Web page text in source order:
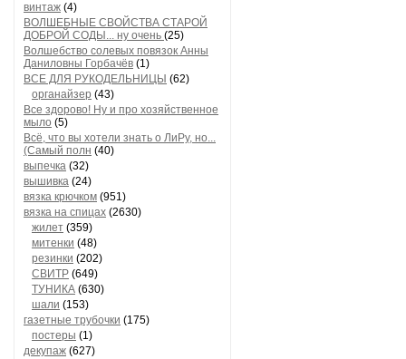
винтаж (4)
ВОЛШЕБНЫЕ СВОЙСТВА СТАРОЙ
ДОБРОЙ СОДЫ... ну очень (25)
Волшебство солевых повязок Анны
Даниловны Горбачёв (1)
ВСЕ ДЛЯ РУКОДЕЛЬНИЦЫ (62)
органайзер (43)
Все здорово! Ну и про хозяйственное
мыло (5)
Всё, что вы хотели знать о ЛиРу, но...
(Самый полн (40)
выпечка (32)
вышивка (24)
вязка крючком (951)
вязка на спицах (2630)
жилет (359)
митенки (48)
резинки (202)
СВИТР (649)
ТУНИКА (630)
шали (153)
газетные трубочки (175)
постеры (1)
декупаж (627)